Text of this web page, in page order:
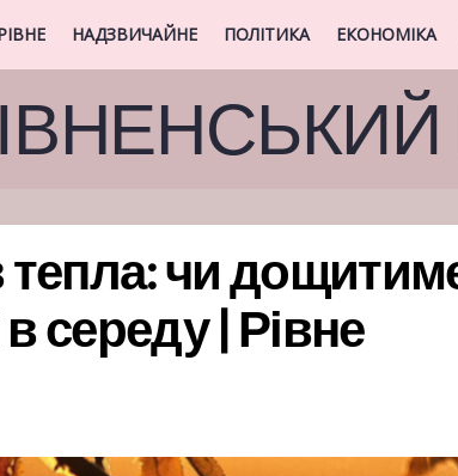
НАДЗВИЧАЙНЕ ПОЛІТИКА ЕКОНОМІКА
тепла: чи
середу | Рівне